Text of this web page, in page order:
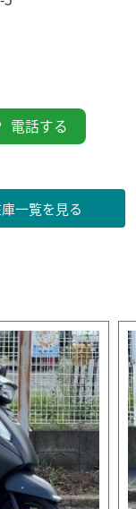
電話する
一覧を見る